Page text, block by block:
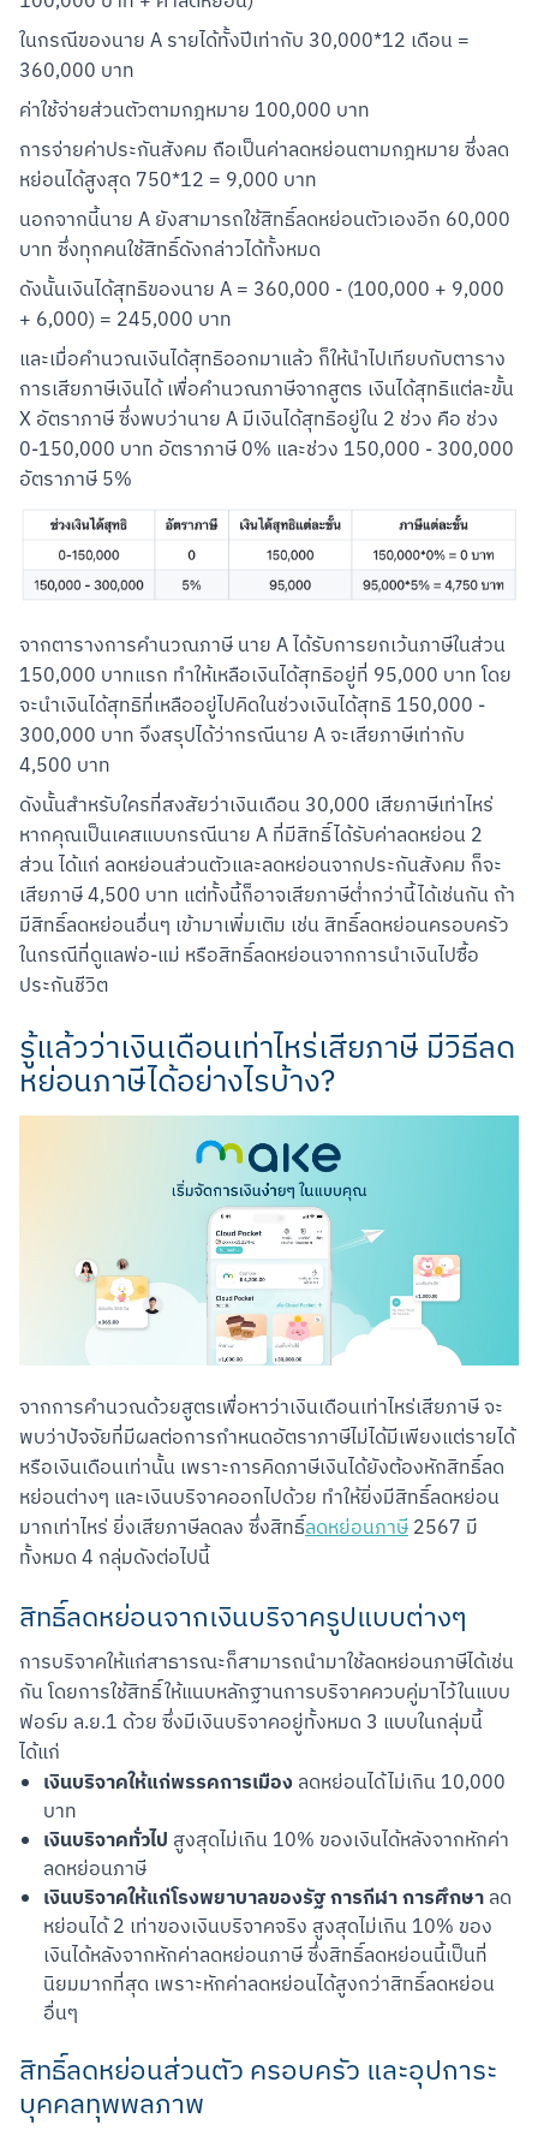
ในกรณีของนาย A รายได้ทั้งปีเท่ากับ 30,000*12 เดือน =
360,000 บาท
ค่าใช้จ่ายส่วนตัวตามกฎหมาย 100,000 บาท
การจ่ายค่าประกันสังคม ถือเป็นค่าลดหย่อนตามกฎหมาย ซึ่งลด
หย่อนได้สูงสุด 750*12 = 9,000 บาท
นอกจากนี้นาย A ยังสามารถใช้สิทธิ์ลดหย่อนตัวเองอีก 60,000
บาท ซึ่งทุกคนใช้สิทธิ์ดังกล่าวได้ทั้งหมด
ดังนั้นเงินได้สุทธิของนาย A = 360,000 - (100,000 + 9,000
+ 6,000) = 245,000 บาท
และเมื่อคำนวณเงินได้สุทธิออกมาแล้ว ก็ให้นำไปเทียบกับตาราง
การเสียภาษีเงินได้ เพื่อคำนวณภาษีจากสูตร เงินได้สุทธิแต่ละขั้น
X อัตราภาษี ซึ่งพบว่านาย A มีเงินได้สุทธิอยู่ใน 2 ช่วง คือ ช่วง
0-150,000 บาท อัตราภาษี 0% และช่วง 150,000 - 300,000
อัตราภาษี 5%
จากตารางการคำนวณภาษี นาย A ได้รับการยกเว้นภาษีในส่วน
150,000 บาทแรก ทำให้เหลือเงินได้สุทธิอยู่ที่ 95,000 บาท โดย
จะนำเงินได้สุทธิที่เหลืออยู่ไปคิดในช่วงเงินได้สุทธิ 150,000 -
300,000 บาท จึงสรุปได้ว่ากรณีนาย A จะเสียภาษีเท่ากับ
4,500 บาท
ดังนั้นสำหรับใครที่สงสัยว่าเงินเดือน 30,000 เสียภาษีเท่าไหร่
หากคุณเป็นเคสแบบกรณีนาย A ที่มีสิทธิ์ได้รับค่าลดหย่อน 2
ส่วน ได้แก่ ลดหย่อนส่วนตัวและลดหย่อนจากประกันสังคม ก็จะ
เสียภาษี 4,500 บาท แต่ทั้งนี้ก็อาจเสียภาษีต่ำกว่านี้ได้เช่นกัน ถ้า
มีสิทธิ์ลดหย่อนอื่นๆ เข้ามาเพิ่มเติม เช่น สิทธิ์ลดหย่อนครอบครัว
ในกรณีที่ดูแลพ่อ-แม่ หรือสิทธิ์ลดหย่อนจากการนำเงินไปซื้อ
ประกันชีวิต
รู้แล้วว่าเงินเดือนเท่าไหร่เสียภาษี มีวิธีลด
หย่อนภาษีได้อย่างไรบ้าง?
จากการคำนวณด้วยสูตรเพื่อหาว่าเงินเดือนเท่าไหร่เสียภาษี จะ
พบว่าปัจจัยที่มีผลต่อการกำหนดอัตราภาษีไม่ได้มีเพียงแต่รายได้
หรือเงินเดือนเท่านั้น เพราะการคิดภาษีเงินได้ยังต้องหักสิทธิ์ลด
หย่อนต่างๆ และเงินบริจาคออกไปด้วย ทำให้ยิ่งมีสิทธิ์ลดหย่อน
มากเท่าไหร่ ยิ่งเสียภาษีลดลง ซึ่งสิทธิ์ลดหย่อนภาษี 2567 มี
ทั้งหมด 4 กลุ่มดังต่อไปนี้
สิทธิ์ลดหย่อนจากเงินบริจาครูปแบบต่างๆ
การบริจาคให้แก่สาธารณะก็สามารถนำมาใช้ลดหย่อนภาษีได้เช่น
กัน โดยการใช้สิทธิ์ให้แนบหลักฐานการบริจาคควบคู่มาไว้ในแบบ
ฟอร์ม ล.ย.1 ด้วย ซึ่งมีเงินบริจาคอยู่ทั้งหมด 3 แบบในกลุ่มนี้
ได้แก่
เงินบริจาคให้แก่พรรคการเมืองลดหย่อนได้ไม่เกิน 10,000
บาท
เงินบริจาคทั่วไป สูงสุดไม่เกิน 10% ของเงินได้หลังจากหักค่า
ลดหย่อนภาษี
เงินบริจาคให้แก่โรงพยาบาลของรัฐ การกีฬา การศึกษาลด
หย่อนได้ 2 เท่าของเงินบริจาคจริง สูงสุดไม่เกิน 10% ของ
เงินได้หลังจากหักค่าลดหย่อนภาษี ซึ่งสิทธิ์ลดหย่อนนี้เป็นที่
นิยมมากที่สุด เพราะหักค่าลดหย่อนได้สูงกว่าสิทธิ์ลดหย่อน
อื่นๆ
สิทธิ์ลดหย่อนส่วนตัว ครอบครัว และอุปการะ
บุคคลทุพพลภาพ